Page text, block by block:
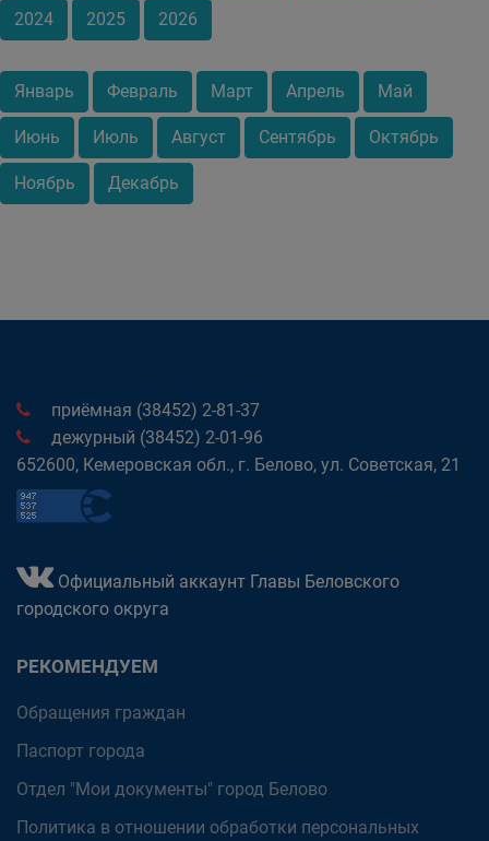
2024 2025 2026
Январь Февраль Март Апрель Май
Июнь Июль Август Сентябрь Октябрь
Ноябрь Декабрь
приёмная (38452) 2-81-37
дежурный (38452) 2-01-96
652600, Кемеровская обл., г. Белово, ул. Советская, 21
Официальный аккаунт Главы Беловского
городского округа
РЕКОМЕНДУЕМ
Обращения граждан
Паспорт города
Отдел "Мои документы" город Белово
Политика в отношении обработки персональных